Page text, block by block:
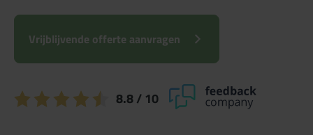
Vrijblijvende offerte aanvragen
8.8/ 10